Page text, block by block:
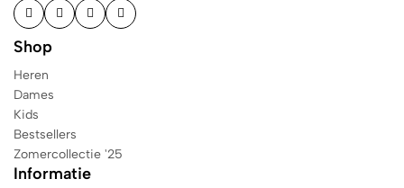
Shop
Heren
Dames
Kids
Bestsellers
Zomercollectie '25
Informatie